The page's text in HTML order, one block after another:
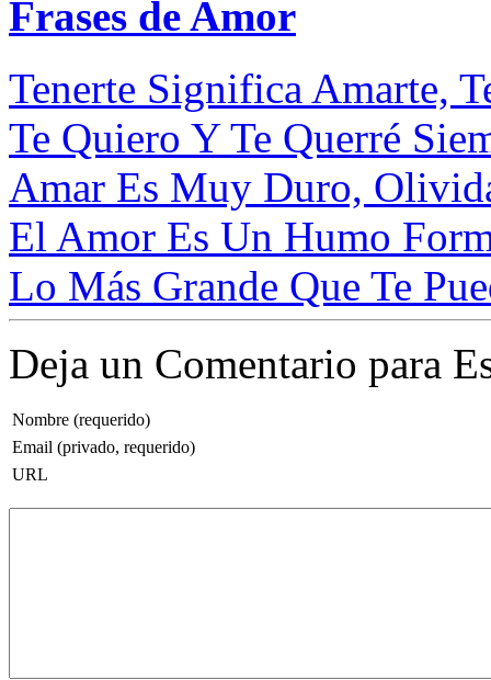
Frases de Amor
Tenerte Significa Amarte,
Te Quiero Y Te Querré
Amar Es Muy Duro,
El Amor Es Un Humo
Lo Más Grande Que Te
Deja un Comentario para
Nombre (requerido)
Email (privado, requerido)
URL